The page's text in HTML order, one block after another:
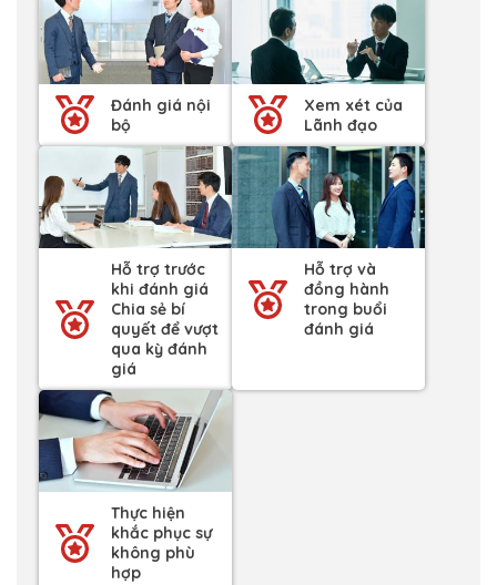
Đánh giá nội
bộ
Xem xét của
Lãnh đạo
Hỗ trợ trước
khi đánh giá
Chia sẻ bí
quyết để vượt
qua kỳ đánh
giá
Hỗ trợ và
đồng hành
trong buổi
đánh giá
Thực hiện
khắc phục sự
không phù
hợp